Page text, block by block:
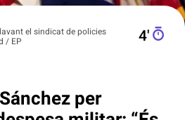
el sindicat de policies
/ EP
4′
per